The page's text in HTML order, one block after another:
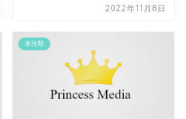
2022年11月8日
未分類